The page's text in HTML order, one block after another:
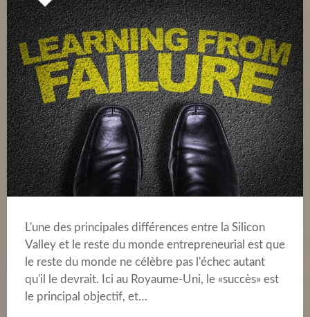
L'une des principales différences entre la Silicon
Valley et le reste du monde entrepreneurial est que
le reste du monde ne célèbre pas l'échec autant
qu'il le devrait. Ici au Royaume-Uni, le «succès» est
le principal objectif, et…